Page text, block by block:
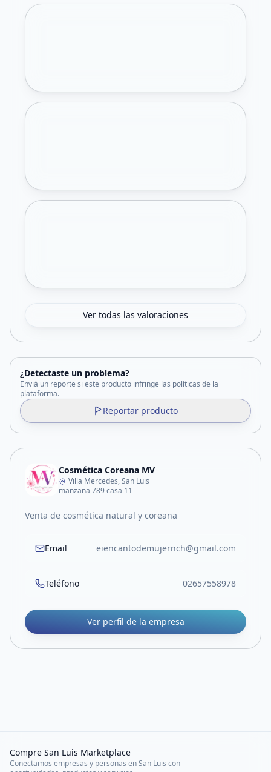
Ver todas las valoraciones
¿Detectaste un problema?
Enviá un reporte si este producto infringe las políticas de la
plataforma.
Reportar producto
Cosmética Coreana MV
Villa Mercedes, San Luis
manzana 789 casa 11
Venta de cosmética natural y coreana
Email eiencantodemujernch@gmail.com
Teléfono 02657558978
Ver perfil de la empresa
Compre San Luis Marketplace
Conectamos empresas y personas en San Luis con